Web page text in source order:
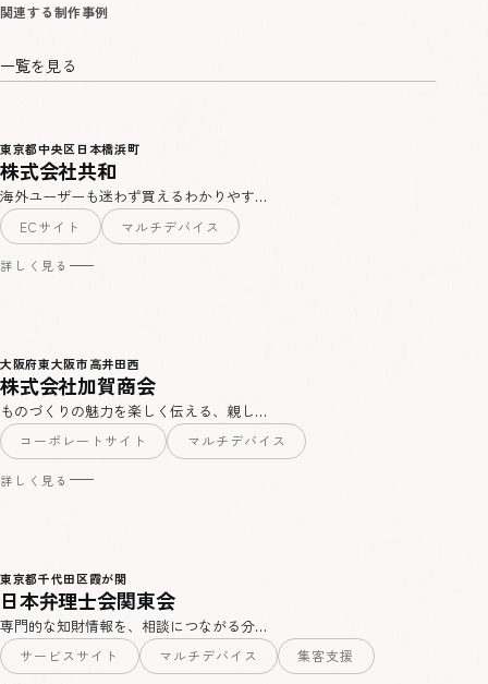
一覧を見る
東京都中央区日本橋浜町
株式会社共和
海外ユーザーも迷わず買えるわかりやす…
ECサイト マルチデバイス
詳しく見る
大阪府東大阪市高井田西
株式会社加賀商会
ものづくりの魅力を楽しく伝える、親し…
コーポレートサイト マルチデバイス
詳しく見る
東京都千代田区霞が関
日本弁理士会関東会
専門的な知財情報を、相談につながる分…
サービスサイト マルチデバイス 集客支援